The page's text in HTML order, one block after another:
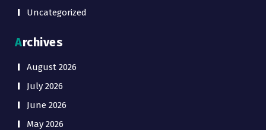
Uncategorized
Archives
August 2026
July 2026
June 2026
May 2026